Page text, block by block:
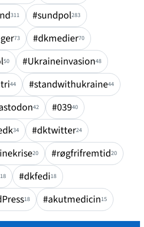
311 #sundpol283
73 #dkmedier70
50 #Ukraineinvasion48
44 #standwithukraine44
42 #03940
34 #dktwitter24
20 #røgfrifremtid20
18 #dkfedi18
18 #akutmedicin15